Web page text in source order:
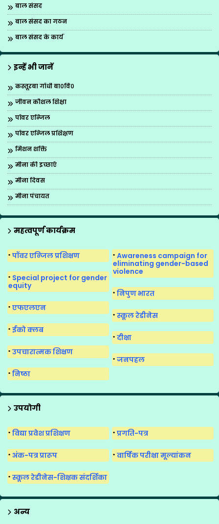
बाल संसद
बाल संसद का गठन
बाल संसद के कार्य
इन्हें भी जानें
कस्तूरबा गाँधी बा०वि०
जीवन कौशल शिक्षा
पॉवर एन्जिल
पॉवर एन्जिल प्रशिक्षण
मिशन शक्ति
मीना की इच्छाएँ
मीना दिवस
मीना पंचायत
मीना मंच का पुनर्गठन
मीना मंच सुगमकर्ता
महत्वपूर्ण कार्यक्रम
पॉवर एन्जिल प्रशिक्षण
Awareness campaign for
eliminating gender-based
violence
Special project for gender
equity
निपुण भारत
एफएलएन
स्कूल रेडीनेस
ईको क्लब
दीक्षा
उपचारात्मक शिक्षण
जनपहल
निष्ठा
उपयोगी
विद्या प्रवेश प्रशिक्षण प्रगति-पत्र
अंक-पत्र प्रारूप वार्षिक परीक्षा मूल्यांकन
स्कूल रेडीनेस-शिक्षक संदर्शिका
अन्य